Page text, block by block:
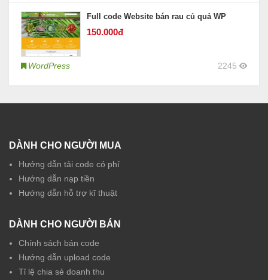
Full code Website bán rau củ quả WP
150.000đ
WordPress 2245
DÀNH CHO NGƯỜI MUA
Hướng dẫn tải code có phí
Hướng dẫn nạp tiền
Hướng dẫn hỗ trợ kĩ thuật
DÀNH CHO NGƯỜI BÁN
Chính sách bán code
Hướng dẫn upload code
Tỉ lệ chia sẻ doanh thu